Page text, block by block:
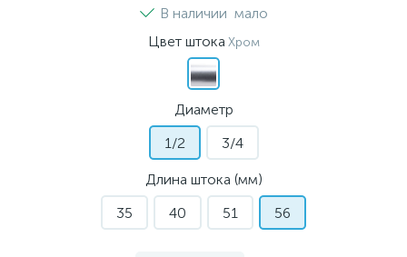
В наличии мало
Цвет штока Хром
Диаметр
1/2
3/4
Длина штока (мм)
35
40 51 56